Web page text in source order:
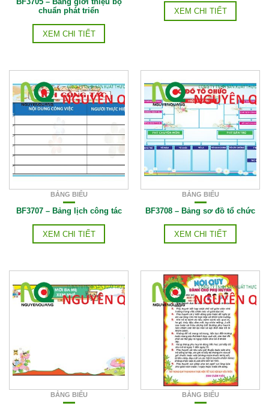
chuẩn phát triển
XEM CHI TIẾT
XEM CHI TIẾT
BẢNG BIỂU
BF3707 – Bảng lịch công tác
XEM CHI TIẾT
BẢNG BIỂU
BF3708 – Bảng sơ đồ tổ chức
XEM CHI TIẾT
BẢNG BIỂU BẢNG BIỂU